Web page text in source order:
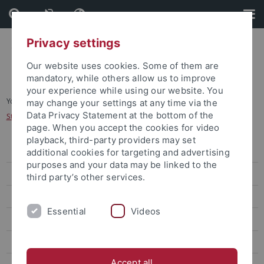
Skip
to
content
Skip
to
footer
You are here: Startseite
...
Studienfinanzierung für internationale Studierende
Degree-seeking students
Studienangebot für internationale Studierende
Studienanfang für internationale Studierende
Privacy settings
Our website uses cookies. Some of them are
mandatory, while others allow us to improve
your experience while using our website. You
may change your settings at any time via the
Data Privacy Statement at the bottom of the
page. When you accept the cookies for video
playback, third-party providers may set
additional cookies for targeting and advertising
purposes and your data may be linked to the
third party’s other services.
Essential Videos